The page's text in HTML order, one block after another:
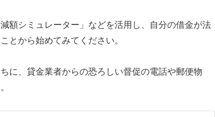
額シミュレーター」などを活用し、自分の借金が法
とから始めてみてください。
に、貸金業者からの恐ろしい督促の電話や郵便物